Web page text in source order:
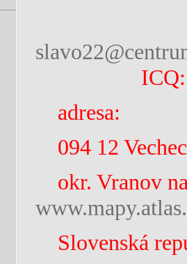
ICQ:
adresa:
094 12
okr. Vranov